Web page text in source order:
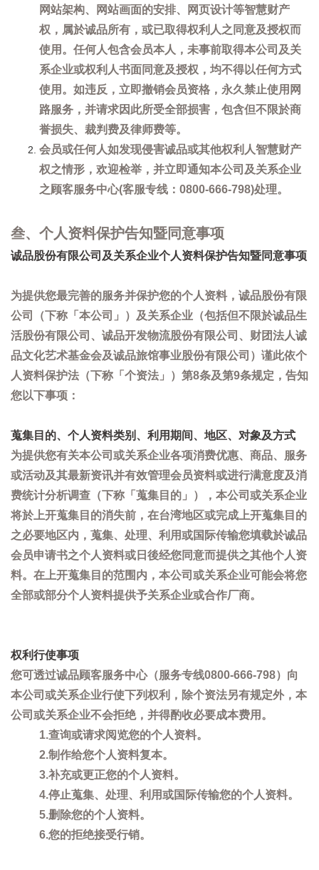
网站架构、网站画面的安排、网页设计等智慧财产
权，属於诚品所有，或已取得权利人之同意及授权而
使用。任何人包含会员本人，未事前取得本公司及关
系企业或权利人书面同意及授权，均不得以任何方式
使用。如违反，立即撤销会员资格，永久禁止使用网
路服务，并请求因此所受全部损害，包含但不限於商
誉损失、裁判费及律师费等。
会员或任何人如发现侵害诚品或其他权利人智慧财产
权之情形，欢迎检举，并立即通知本公司及关系企业
之顾客服务中心(客服专线：0800-666-798)处理。
叁、个人资料保护告知暨同意事项
诚品股份有限公司及关系企业个人资料保护告知暨同意事项
为提供您最完善的服务并保护您的个人资料，诚品股份有限
公司（下称「本公司」）及关系企业（包括但不限於诚品生
活股份有限公司、诚品开发物流股份有限公司、财团法人诚
品文化艺术基金会及诚品旅馆事业股份有限公司）谨此依个
人资料保护法（下称「个资法」）第8条及第9条规定，告知
您以下事项：
蒐集目的、个人资料类别、利用期间、地区、对象及方式
为提供您有关本公司或关系企业各项消费优惠、商品、服务
或活动及其最新资讯并有效管理会员资料或进行满意度及消
费统计分析调查（下称「蒐集目的」），本公司或关系企业
将於上开蒐集目的消失前，在台湾地区或完成上开蒐集目的
之必要地区内，蒐集、处理、利用或国际传输您填载於诚品
会员申请书之个人资料或日後经您同意而提供之其他个人资
料。在上开蒐集目的范围内，本公司或关系企业可能会将您
全部或部分个人资料提供予关系企业或合作厂商。
权利行使事项
您可透过诚品顾客服务中心（服务专线0800-666-798）向
本公司或关系企业行使下列权利，除个资法另有规定外，本
公司或关系企业不会拒绝，并得酌收必要成本费用。
1.查询或请求阅览您的个人资料。
2.制作给您个人资料复本。
3.补充或更正您的个人资料。
4.停止蒐集、处理、利用或国际传输您的个人资料。
5.删除您的个人资料。
6.您的拒绝接受行销。